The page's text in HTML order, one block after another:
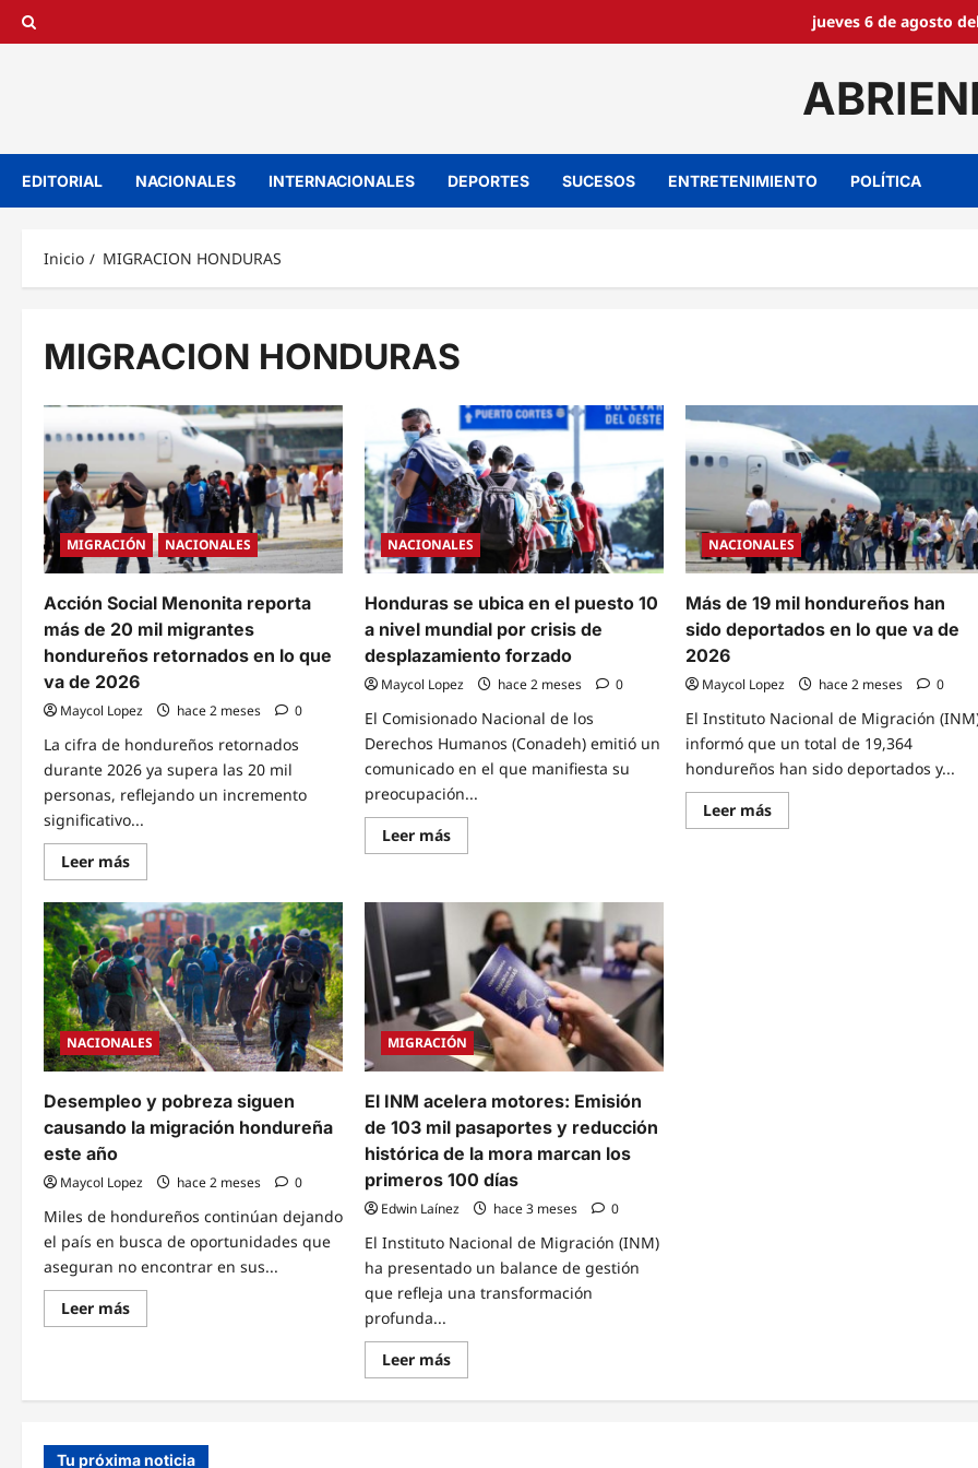
Saltar
jueves 6 de agosto
EDITORIAL NACIONALES INTERNACIONALES DEPORTES SUCESOS ENTRETENIMIENTO POLÍTICA
Inicio MIGRACION HONDURAS
MIGRACION HONDURAS
MIGRACIÓN NACIONALES
Acción Social Menonita reporta
más de 20 mil migrantes
hondureños retornados en lo que
va de 2026
Maycol Lopez hace 2 meses 0
La cifra de hondureños retornados
durante 2026 ya supera las 20 mil
personas, reflejando un incremento
significativo...
Leer másRead
more
Acción
Social
Menonita
reporta
más
de
20
mil
migrantes
hondureños
retornados
en
que
va
de
NACIONALES
Honduras se ubica en el puesto 10
a nivel mundial por crisis de
desplazamiento forzado
Maycol Lopez hace 2 meses 0
El Comisionado Nacional de los
Derechos Humanos (Conadeh) emitió un
comunicado en el que manifiesta su
preocupación...
Leer másRead
more
ubica
puesto
a
nivel
mundial
por
crisis
de
forzado
NACIONALES
Más de 19 mil hondureños han
sido deportados en lo que va de
2026
Maycol Lopez hace 2 meses 0
El Instituto Nacional de Migración
informó que un total de 19,364
hondureños han sido deportados y...
Leer másRead
more
NACIONALES
Desempleo y pobreza siguen
causando la migración hondureña
este año
Maycol Lopez hace 2 meses 0
Miles de hondureños continúan dejando
el país en busca de oportunidades que
aseguran no encontrar en sus...
Leer másRead
more
siguen
migración
hondureña
MIGRACIÓN
El INM acelera motores: Emisión
de 103 mil pasaportes y reducción
histórica de la mora marcan los
primeros 100 días
Edwin Laínez hace 3 meses 0
El Instituto Nacional de Migración (INM)
ha presentado un balance de gestión
que refleja una transformación
profunda...
Leer másRead
more
El
Tu próxima noticia